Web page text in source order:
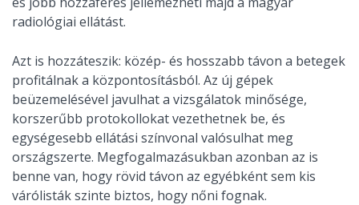
radiológiai ellátást.
Azt is hozzáteszik: közép- és hosszabb távon a betegek
profitálnak a központosításból. Az új gépek
beüzemelésével javulhat a vizsgálatok minősége,
korszerűbb protokollokat vezethetnek be, és
egységesebb ellátási színvonal valósulhat meg
országszerte. Megfogalmazásukban azonban az is
benne van, hogy rövid távon az egyébként sem kis
várólisták szinte biztos, hogy nőni fognak.